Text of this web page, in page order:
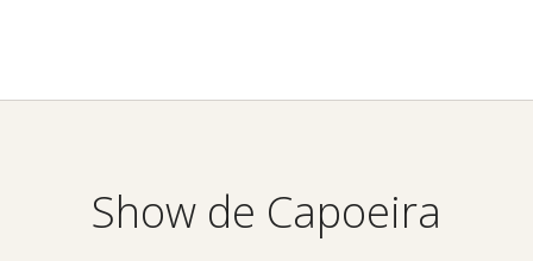
Show de Capoeira